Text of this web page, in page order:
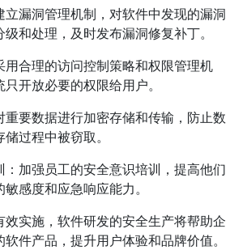
立漏洞管理机制，对软件中发现的漏洞
和处理，及时发布漏洞修复补丁。
用合理的访问控制策略和权限管理机
开放必要的权限给用户。
重要数据进行加密存储和传输，防止数
过程中被窃取。
：加强员工的安全意识培训，提高他们
感度和应急响应能力。
效实施，软件研发的安全生产将帮助企
件产品，提升用户体验和品牌价值。